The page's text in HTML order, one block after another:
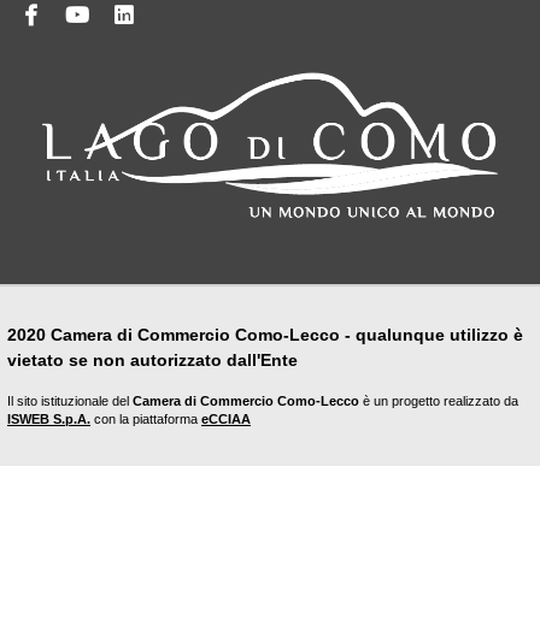
Facebook
Youtube
2020 Camera di Commercio Como-Lecco - qualunque utilizzo è
vietato se non autorizzato dall'Ente
Il sito istituzionale del Camera di Commercio Como-Lecco è un progetto realizzato da
ISWEB S.p.A. con la piattaforma eCCIAA